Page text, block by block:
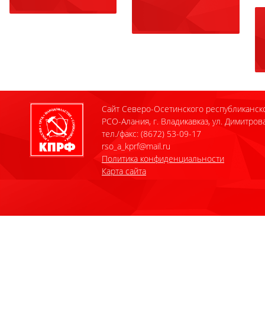
Сайт Северо-Осетинского
РСО-Алания, г. Владикавказ, ул.
тел./факс: (8672) 53-09-17
rso_a_kprf@mail.ru
Политика конфиденциальности
Карта сайта